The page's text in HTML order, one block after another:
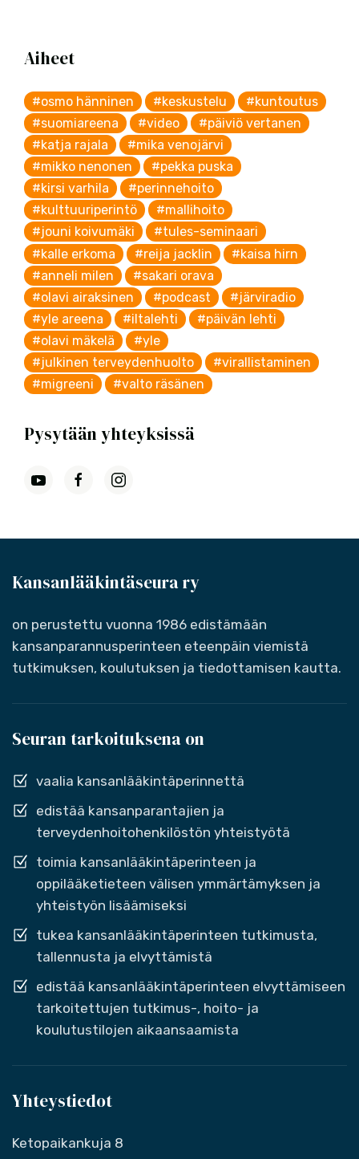
Aiheet
#osmo hänninen #keskustelu
#kuntoutus
#suomiareena
#video
#päiviö vertanen
#katja rajala
#mika venojärvi
#mikko nenonen
#pekka puska
#kirsi varhila
#perinnehoito
#kulttuuriperintö
#mallihoito
#jouni koivumäki
#tules-seminaari
#kalle erkoma
#reija jacklin
#kaisa hirn
#anneli milen
#sakari orava
#olavi airaksinen
#podcast
#järviradio
#yle areena
#iltalehti
#päivän lehti
#olavi mäkelä
#yle
#julkinen terveydenhuolto
#virallistaminen
#migreeni
#valto räsänen
Pysytään yhteyksissä
Kansanlääkintäseura ry
on perustettu vuonna 1986 edistämään
kansanparannusperinteen eteenpäin viemistä
tutkimuksen, koulutuksen ja tiedottamisen kautta.
Seuran tarkoituksena on
vaalia kansanlääkintäperinnettä
edistää kansanparantajien ja
terveydenhoitohenkilöstön yhteistyötä
toimia kansanlääkintäperinteen ja
oppilääketieteen välisen ymmärtämyksen ja
yhteistyön lisäämiseksi
tukea kansanlääkintäperinteen tutkimusta,
tallennusta ja elvyttämistä
edistää kansanlääkintäperinteen elvyttämiseen
tarkoitettujen tutkimus-, hoito- ja
koulutustilojen aikaansaamista
Yhteystiedot
Ketopaikankuja 8